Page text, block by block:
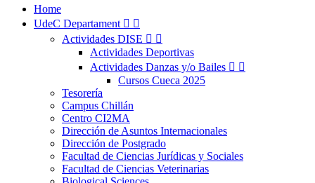
Home
UdeC Departament  
Actividades DISE  
Actividades Deportivas
Actividades Danzas y/o Bailes  
Cursos Cueca 2025
Tesorería
Campus Chillán
Centro CI2MA
Dirección de Asuntos Internacionales
Dirección de Postgrado
Facultad de Ciencias Jurídicas y Sociales
Facultad de Ciencias Veterinarias